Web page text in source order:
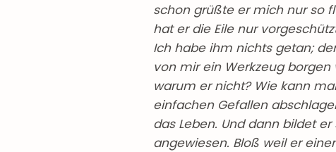
schon grüßte er mich nur so
hat er die Eile nur
Ich habe ihm nichts getan;
von mir ein Werkzeug
warum er nicht? Wie kann
einfachen Gefallen
das Leben. Und dann bildet
angewiesen. Bloß weil er